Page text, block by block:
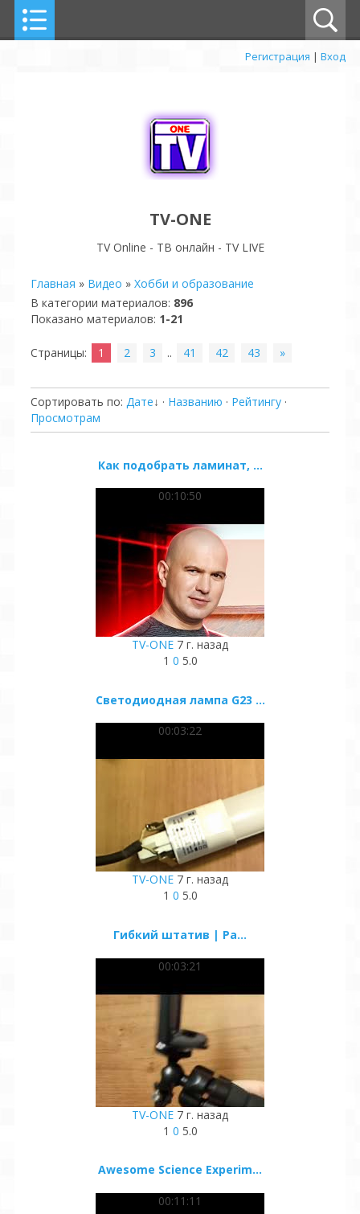
Регистрация | Вход
TV-ONE
TV Online - ТВ онлайн - TV LIVE
Главная » Видео » Хобби и образование
В категории материалов: 896
Показано материалов: 1-21
Страницы: 1 2 3 .. 41 42 43 »
Сортировать по: Дате↓ · Названию · Рейтингу ·
Просмотрам
Как подобрать ламинат, ...
00:10:50
TV-ONE 7 г. назад
1 0 5.0
Светодиодная лампа G23 ...
00:03:22
TV-ONE 7 г. назад
1 0 5.0
Гибкий штатив | Ра...
00:03:21
TV-ONE 7 г. назад
1 0 5.0
Awesome Science Experim...
00:11:11